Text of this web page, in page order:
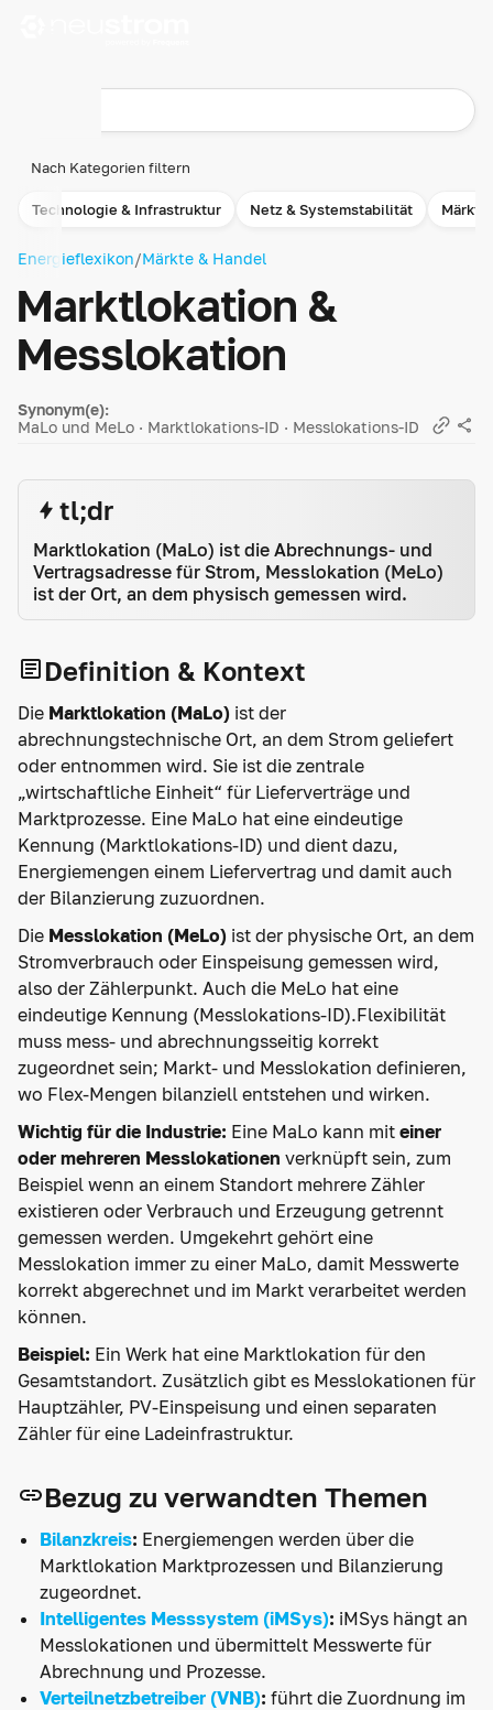
Nach Kategorien filtern
Technologie & Infrastruktur Netz & Systemstabilität Märkte
Energieflexikon/Märkte & Handel
Marktlokation &
Messlokation
Synonym(e):
MaLo und MeLo · Marktlokations-ID · Messlokations-ID
tl;dr
Marktlokation (MaLo) ist die Abrechnungs- und
Vertragsadresse für Strom, Messlokation (MeLo)
ist der Ort, an dem physisch gemessen wird.
Definition & Kontext
Die Marktlokation (MaLo) ist der
abrechnungstechnische Ort, an dem Strom geliefert
oder entnommen wird. Sie ist die zentrale
„wirtschaftliche Einheit“ für Lieferverträge und
Marktprozesse. Eine MaLo hat eine eindeutige
Kennung (Marktlokations-ID) und dient dazu,
Energiemengen einem Liefervertrag und damit auch
der Bilanzierung zuzuordnen.
Die Messlokation (MeLo) ist der physische Ort, an dem
Stromverbrauch oder Einspeisung gemessen wird,
also der Zählerpunkt. Auch die MeLo hat eine
eindeutige Kennung (Messlokations-ID).Flexibilität
muss mess- und abrechnungsseitig korrekt
zugeordnet sein; Markt- und Messlokation definieren,
wo Flex-Mengen bilanziell entstehen und wirken.
Wichtig für die Industrie: Eine MaLo kann mit einer
oder mehreren Messlokationen verknüpft sein, zum
Beispiel wenn an einem Standort mehrere Zähler
existieren oder Verbrauch und Erzeugung getrennt
gemessen werden. Umgekehrt gehört eine
Messlokation immer zu einer MaLo, damit Messwerte
korrekt abgerechnet und im Markt verarbeitet werden
können.
Beispiel: Ein Werk hat eine Marktlokation für den
Gesamtstandort. Zusätzlich gibt es Messlokationen für
Hauptzähler, PV-Einspeisung und einen separaten
Zähler für eine Ladeinfrastruktur.
Bezug zu verwandten Themen
Bilanzkreis: Energiemengen werden über die
Marktlokation Marktprozessen und Bilanzierung
zugeordnet.
Intelligentes Messsystem (iMSys): iMSys hängt an
Messlokationen und übermittelt Messwerte für
Abrechnung und Prozesse.
Verteilnetzbetreiber (VNB): führt die Zuordnung im